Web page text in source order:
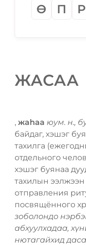
Ѳ
П Р
ЖАСАА
, жаһаа юум. н.,
байдаг, хэшэг
тахилга
отдельного
хэшэг буянаа
тахилын
отправления
посвящённого
зоболондо
абхуулхадаа,
нютагайхид